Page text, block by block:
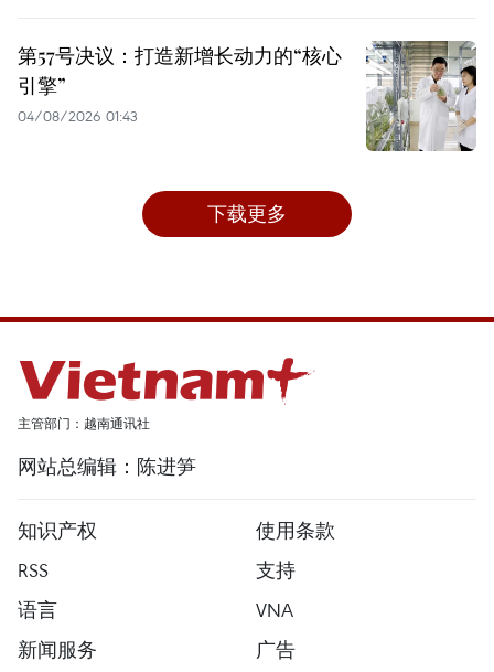
第57号决议：打造新增长动力的“核心
引擎”
04/08/2026 01:43
下载更多
主管部门：越南通讯社
网站总编辑：陈进笋
知识产权
使用条款
RSS
支持
语言
VNA
新闻服务
广告